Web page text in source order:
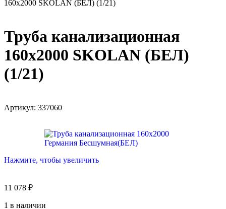
160х2000 SKOLAN (БЕЛ) (1/21)
Труба канализационная
160х2000 SKOLAN (БЕЛ)
(1/21)
Артикул: 337060
Нажмите, чтобы увеличить
11 078 ₽
1 в наличии